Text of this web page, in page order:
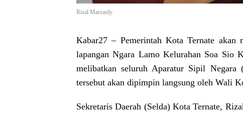
Risal Marsaoly
Kabar27 – Pemerintah Kota Ternate akan
lapangan Ngara Lamo Kelurahan Soa Sio
melibatkan seluruh Aparatur Sipil
tersebut akan dipimpin langsung oleh Wali
Sekretaris Daerah (Selda) Kota Ternate,